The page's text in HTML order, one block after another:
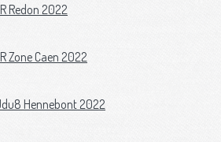
Redon 2022
Zone Caen 2022
Hennebont 2022